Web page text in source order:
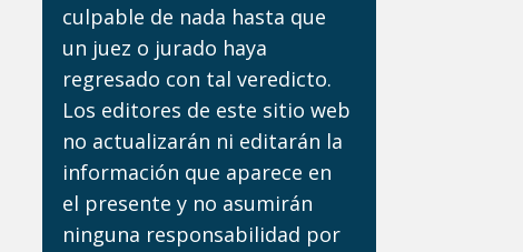
culpable de nada hasta que
un juez o jurado haya
regresado con tal veredicto.
Los editores de este sitio web
no actualizarán ni editarán la
información que aparece en
el presente y no asumirán
ninguna responsabilidad por